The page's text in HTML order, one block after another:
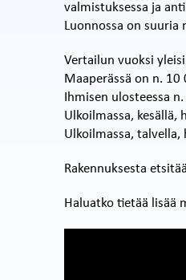
valmistuksessa ja
Luonnossa on suuria
Vertailun vuoksi
Maaperässä on n.
Ihmisen ulosteessa
Ulkoilmassa,
Ulkoilmassa,
Rakennuksesta
Haluatko tietää lisää